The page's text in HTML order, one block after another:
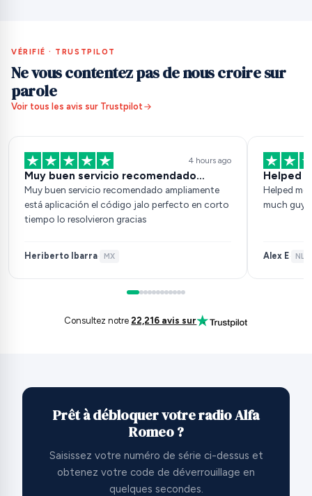
VÉRIFIÉ · TRUSTPILOT
Ne vous contentez pas de nous croire sur
parole
Voir tous les avis sur Trustpilot
4 hours ago
Muy buen servicio recomendado…
Muy buen servicio recomendado ampliamente
está aplicación el código jalo perfecto en corto
tiempo lo resolvieron gracias
Heriberto Ibarra· MX
Helped
Helped me
much guys!
Alex E· NL
Consultez notre22,216 avis sur
Prêt à débloquer votre radio Alfa
Romeo ?
Saisissez votre numéro de série ci-dessus et
obtenez votre code de déverrouillage en
quelques secondes.